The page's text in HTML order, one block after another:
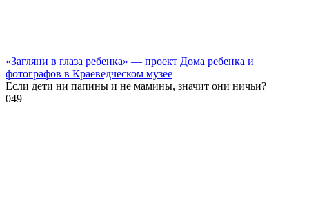
«Загляни в глаза ребенка» — проект Дома ребенка и
фотографов в Краеведческом музее
Если дети ни папины и не мамины, значит они ничьи?
049